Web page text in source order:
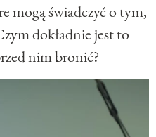
mogą świadczyć o tym,
dokładnie jest to
nim bronić?